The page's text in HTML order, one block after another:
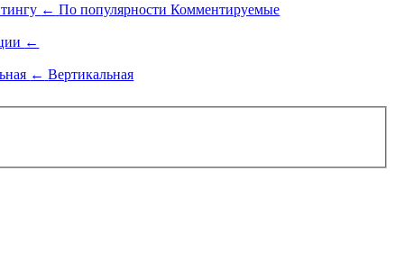
← По популярностиКомментируемые
←
← Вертикальная